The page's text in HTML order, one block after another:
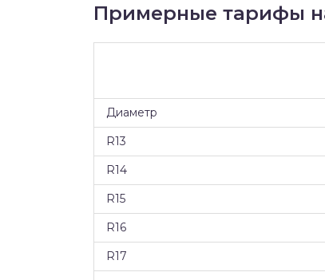
Примерные тарифы
Диаметр
R13
R14
R15
R16
R17